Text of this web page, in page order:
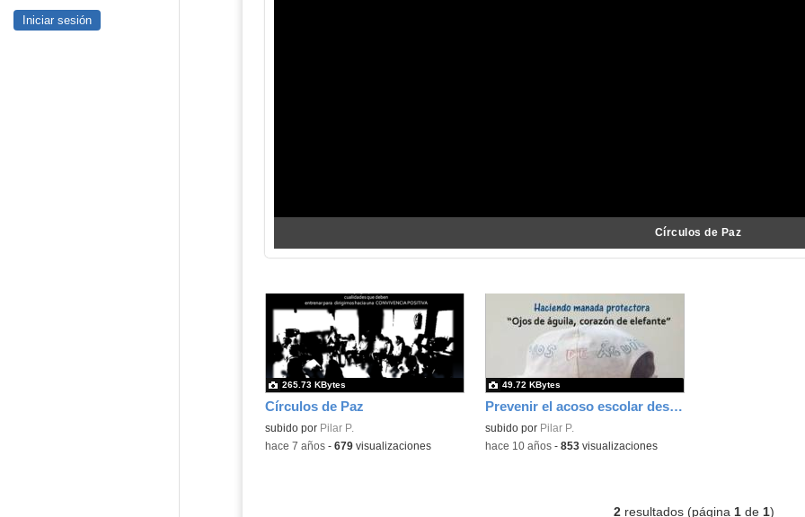
Iniciar sesión
Círculos de Paz
Círculos de Paz
subido por Pilar P.
265.73 KBytes
-hace 7 años- 679visualizaciones
Prevenir el acoso escolar desde la inteligencia emocional
subido por Pilar P.
49.72 KBytes
-hace 10 años- 853visualizaciones
2resultados (página 1de 1)